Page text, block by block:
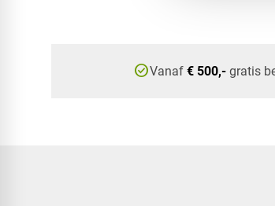
check_circleVanaf € 500,-gratis